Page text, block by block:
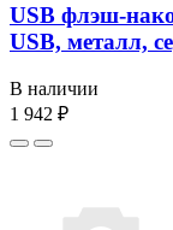
USB флэш-
USB, металл,
В наличии
1 942 ₽